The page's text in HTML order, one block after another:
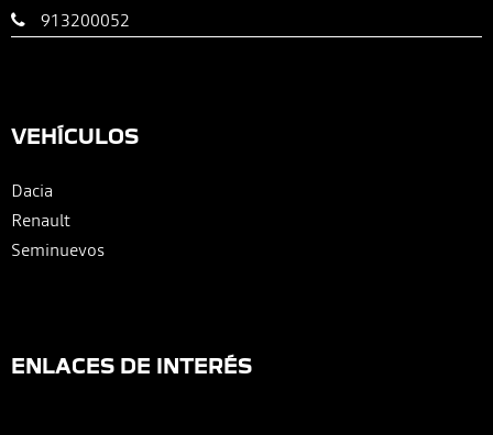
913200052
VEHÍCULOS
Dacia
Renault
Seminuevos
ENLACES DE INTERÉS